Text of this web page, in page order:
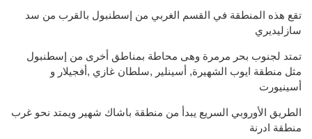
تقع هذه المنطقة في القسم الغربي من إسطنبول بالقرب من سد
سازليديري
تمتد لجنوب بحر مرمرة وهى محاطة بمناطق أخرى من إسطنبول
مثل منطقة ايوب الشهيرة, أسينلير ,سلطان غازي ,أفجيلار و
أسينيورت
الطريق الأوروبي السريع يبدأ من منطقة باشاك شهير ويمتد نحو غرب
منطقة ادرنة